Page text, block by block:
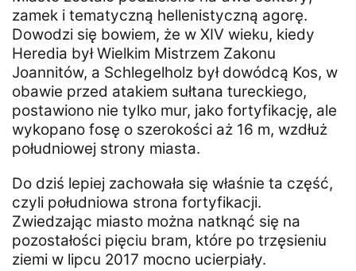
zamek i tematyczną hellenistyczną agorę.
Dowodzi się bowiem, że w XIV wieku, kiedy
Heredia był Wielkim Mistrzem Zakonu
Joannitów, a Schlegelholz był dowódcą Kos, w
obawie przed atakiem sułtana tureckiego,
postawiono nie tylko mur, jako fortyfikację, ale
wykopano fosę o szerokości aż 16 m, wzdłuż
południowej strony miasta.
Do dziś lepiej zachowała się właśnie ta część,
czyli południowa strona fortyfikacji.
Zwiedzając miasto można natknąć się na
pozostałości pięciu bram, które po trzęsieniu
ziemi w lipcu 2017 mocno ucierpiały.